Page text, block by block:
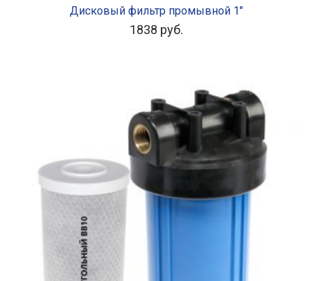
Дисковый фильтр промывной 1″
1838 руб.